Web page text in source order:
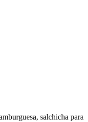
salchicha para